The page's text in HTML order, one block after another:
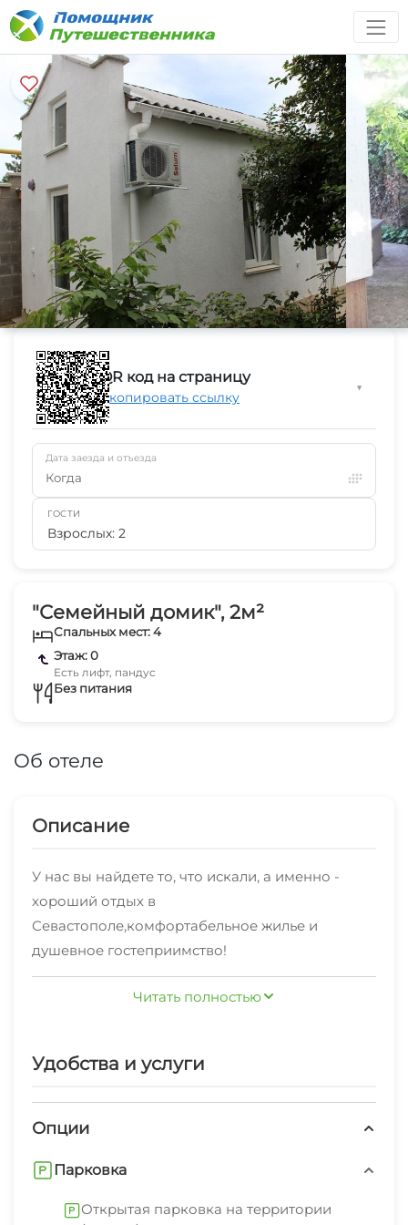
"Семейный домик", 2м²
Спальных мест: 4
Этаж: 0
Есть лифт, пандус
Без питания
Об отеле
Описание
У нас вы найдете то, что искали, а именно -
хороший отдых в
Севастополе,комфортабельное жилье и
душевное гостеприимство!
предоставляются: гладильные принадлежности,
мангал/барбекю, открытая парковка на
песчаный, набережная, центр.Согласно
отзывам наших постояльцев, им очень
Читать полностью
Удобства и услуги
Опции
Парковка
Открытая парковка на территории
QR код на страницу
Скопировать ссылку
▼
Дата заезда и отъезда
Когда
ГОСТИ
Взрослых: 2